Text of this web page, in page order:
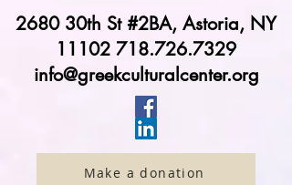
2680 30th St #2BA, Astoria, NY
11102 718.726.7329
info@greekculturalcenter.org
Make a donation